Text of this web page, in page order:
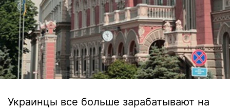
Украинцы все больше зарабатывают на